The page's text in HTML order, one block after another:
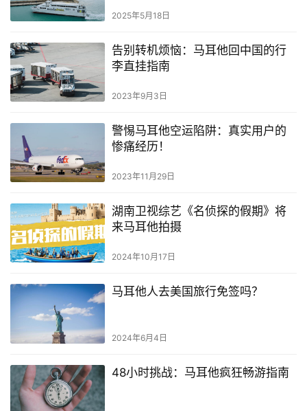
2025年5月18日
告别转机烦恼：马耳他回中国的行
李直挂指南
2023年9月3日
警惕马耳他空运陷阱：真实用户的
惨痛经历！
2023年11月29日
湖南卫视综艺《名侦探的假期》将
来马耳他拍摄
2024年10月17日
马耳他人去美国旅行免签吗？
2024年6月4日
48小时挑战：马耳他疯狂畅游指南